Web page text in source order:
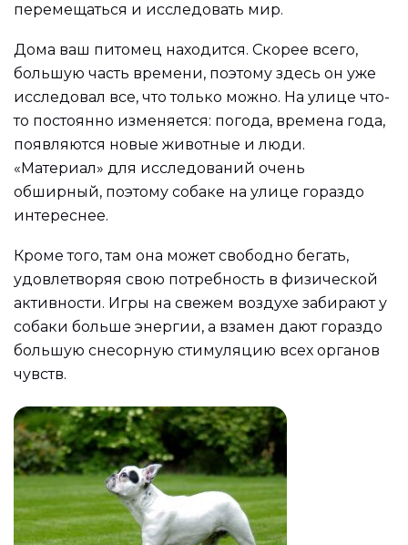
перемещаться и исследовать мир.
Дома ваш питомец находится. Скорее всего,
большую часть времени, поэтому здесь он уже
исследовал все, что только можно. На улице что-
то постоянно изменяется: погода, времена года,
появляются новые животные и люди.
«Материал» для исследований очень
обширный, поэтому собаке на улице гораздо
интереснее.
Кроме того, там она может свободно бегать,
удовлетворяя свою потребность в физической
активности. Игры на свежем воздухе забирают у
собаки больше энергии, а взамен дают гораздо
большую снесорную стимуляцию всех органов
чувств.